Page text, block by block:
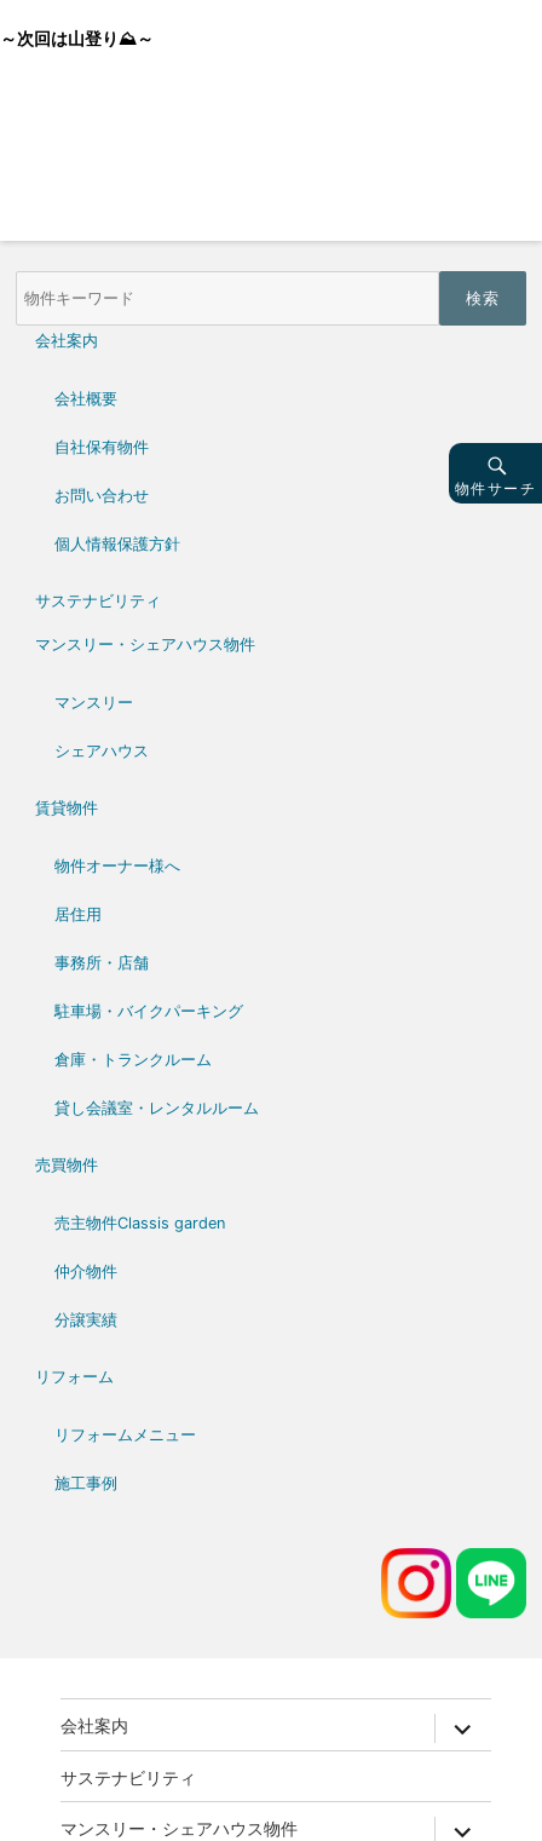
～次回は山登り⛰～
物件サーチ
物
件
会社案内
会社概要
自社保有物件
お問い合わせ
個人情報保護方針
サステナビリティ
マンスリー・シェアハウス物件
マンスリー
シェアハウス
賃貸物件
物件オーナー様へ
居住用
事務所・店舗
駐車場・バイクパーキング
倉庫・トランクルーム
貸し会議室・レンタルルーム
売買物件
売主物件Classis garden
仲介物件
分譲実績
リフォーム
リフォームメニュー
施工事例
会社案内 expand
child
menu
サステナビリティ
マンスリー・シェアハウス物件 expand